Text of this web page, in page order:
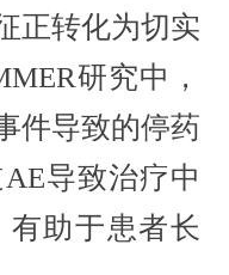
转化为切实
研究中，
件导致的停药
导致治疗中
有助于患者长